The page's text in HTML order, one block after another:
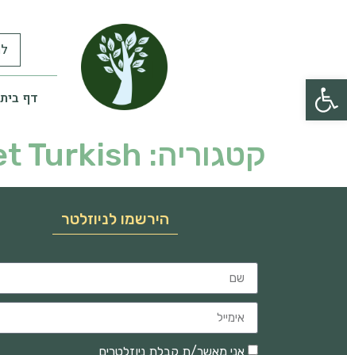
פתח סרגל נגישות דף בית
קטגוריה: Turkish
הירשמו לניוזלטר
אני מאשר/ת קבלת ניוזלטרים